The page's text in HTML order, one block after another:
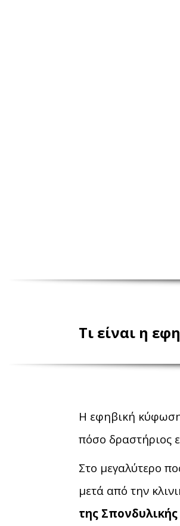
Τι είναι η
Η εφηβική κύφωση
πόσο δραστήριος
Στο μεγαλύτερο
μετά από την
της